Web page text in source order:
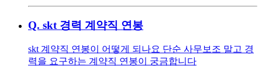
Q. skt 경력 계약직 연봉
skt 계약직 연봉이 어떻게 되나요 단순 사무보조 말고 경
력을 요구하는 계약직 연봉이 궁금합니다